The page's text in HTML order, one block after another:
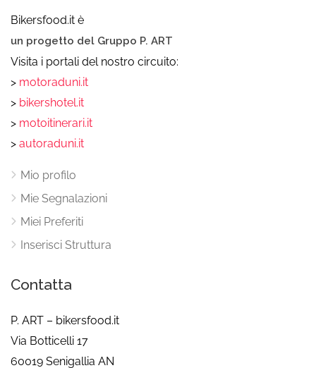
Bikersfood.it è
un progetto del Gruppo P. ART
Visita i portali del nostro circuito:
> motoraduni.it
> bikershotel.it
> motoitinerari.it
> autoraduni.it
Mio profilo
Mie Segnalazioni
Miei Preferiti
Inserisci Struttura
Contatta
P. ART – bikersfood.it
Via Botticelli 17
60019 Senigallia AN